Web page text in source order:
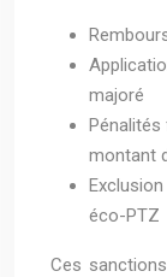
majoré
Pénalités
montant
éco-PTZ
Ces